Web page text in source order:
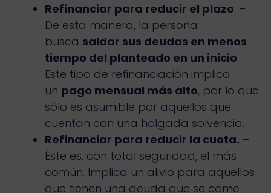
Refinanciar para reducir el plazo. –
De esta manera, la persona
busca saldar sus deudas en menos
tiempo del planteado en un inicio.
Este tipo de refinanciación implica
un pago mensual más alto, por lo que
sólo es asumible por aquellos que
cuentan con una holgada solvencia.
Refinanciar para reducir la cuota. –
Éste es, con total seguridad, el más
común. Implica un alivio para aquellos
que tienen una deuda que se come